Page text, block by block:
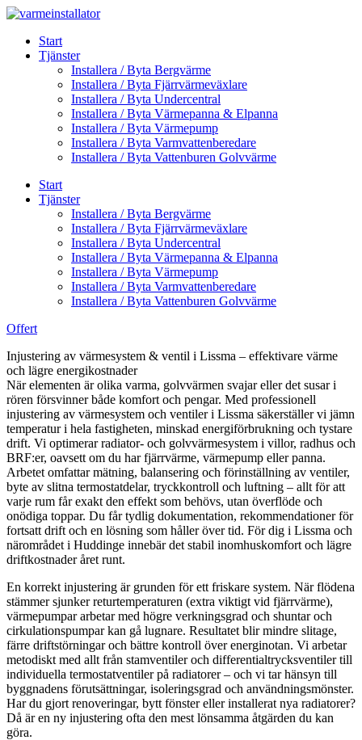
Skip
contentStart
Tjänster
Installera / Byta Bergvärme
Installera / Byta Fjärrvärmeväxlare
Installera / Byta Undercentral
Installera / Byta Värmepanna & Elpanna
Installera / Byta Värmepump
Installera / Byta Varmvattenberedare
Installera / Byta Vattenburen Golvvärme
Start
Tjänster
Installera / Byta Bergvärme
Installera / Byta Fjärrvärmeväxlare
Installera / Byta Undercentral
Installera / Byta Värmepanna & Elpanna
Installera / Byta Värmepump
Installera / Byta Varmvattenberedare
Installera / Byta Vattenburen Golvvärme
Offert
Injustering av värmesystem & ventil i Lissma – effektivare värme
och lägre energikostnader
När elementen är olika varma, golvvärmen svajar eller det susar i
rören försvinner både komfort och pengar. Med professionell
injustering av värmesystem och ventiler i Lissma säkerställer vi jämn
temperatur i hela fastigheten, minskad energiförbrukning och tystare
drift. Vi optimerar radiator- och golvvärmesystem i villor, radhus och
BRF:er, oavsett om du har fjärrvärme, värmepump eller panna.
Arbetet omfattar mätning, balansering och förinställning av ventiler,
byte av slitna termostatdelar, tryckkontroll och luftning – allt för att
varje rum får exakt den effekt som behövs, utan överflöde och
onödiga toppar. Du får tydlig dokumentation, rekommendationer för
fortsatt drift och en lösning som håller över tid. För dig i Lissma och
närområdet i Huddinge innebär det stabil inomhuskomfort och lägre
driftkostnader året runt.
En korrekt injustering är grunden för ett friskare system. När flödena
stämmer sjunker returtemperaturen (extra viktigt vid fjärrvärme),
värmepumpar arbetar med högre verkningsgrad och shuntar och
cirkulationspumpar kan gå lugnare. Resultatet blir mindre slitage,
färre driftstörningar och bättre kontroll över energinotan. Vi arbetar
metodiskt med allt från stamventiler och differentialtrycksventiler till
individuella termostatventiler på radiatorer – och vi tar hänsyn till
byggnadens förutsättningar, isoleringsgrad och användningsmönster.
Har du gjort renoveringar, bytt fönster eller installerat nya radiatorer?
Då är en ny injustering ofta den mest lönsamma åtgärden du kan
göra.